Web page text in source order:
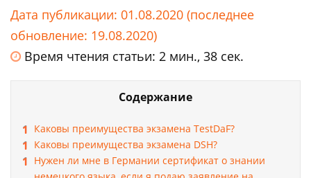
Дата публикации: 01.08.2020 (последнее
обновление: 19.08.2020)
Время чтения статьи: 2 мин., 38 сек.
Содержание
Каковы преимущества экзамена TestDaF?
Каковы преимущества экзамена DSH?
Нужен ли мне в Германии сертификат о знании